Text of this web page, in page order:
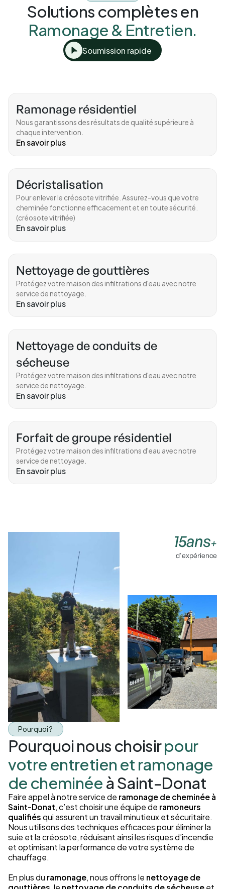
Solutions complètes en
Ramonage & Entretien.
Soumission rapide
Ramonage résidentiel
Nous garantissons des résultats de qualité supérieure à
chaque intervention.
En savoir plus
Décristalisation
Pour enlever le créosote vitrifiée. Assurez-vous que votre
cheminée fonctionne efficacement et en toute sécurité.
(créosote vitrifiée)
En savoir plus
Nettoyage de gouttières
Protégez votre maison des infiltrations d'eau avec notre
service de nettoyage.
En savoir plus
Nettoyage de conduits de
sécheuse
Protégez votre maison des infiltrations d'eau avec notre
service de nettoyage.
En savoir plus
Forfait de groupe résidentiel
Protégez votre maison des infiltrations d'eau avec notre
service de nettoyage.
En savoir plus
15ans+
d'expérience
Pourquoi ?
Pourquoi nous choisirpour
votre entretien et ramonage
de cheminée à Saint-Donat
Faire appel à notre service de ramonage de cheminée à
Saint-Donat, c’est choisir une équipe de ramoneurs
qualifiés qui assurent un travail minutieux et sécuritaire.
Nous utilisons des techniques efficaces pour éliminer la
suie et la créosote, réduisant ainsi les risques d’incendie
et optimisant la performance de votre système de
chauffage.
En plus du ramonage, nous offrons le nettoyage de